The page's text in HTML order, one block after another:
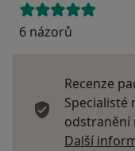
6 názorů
Recenze
Specialisté
odstranění
Další